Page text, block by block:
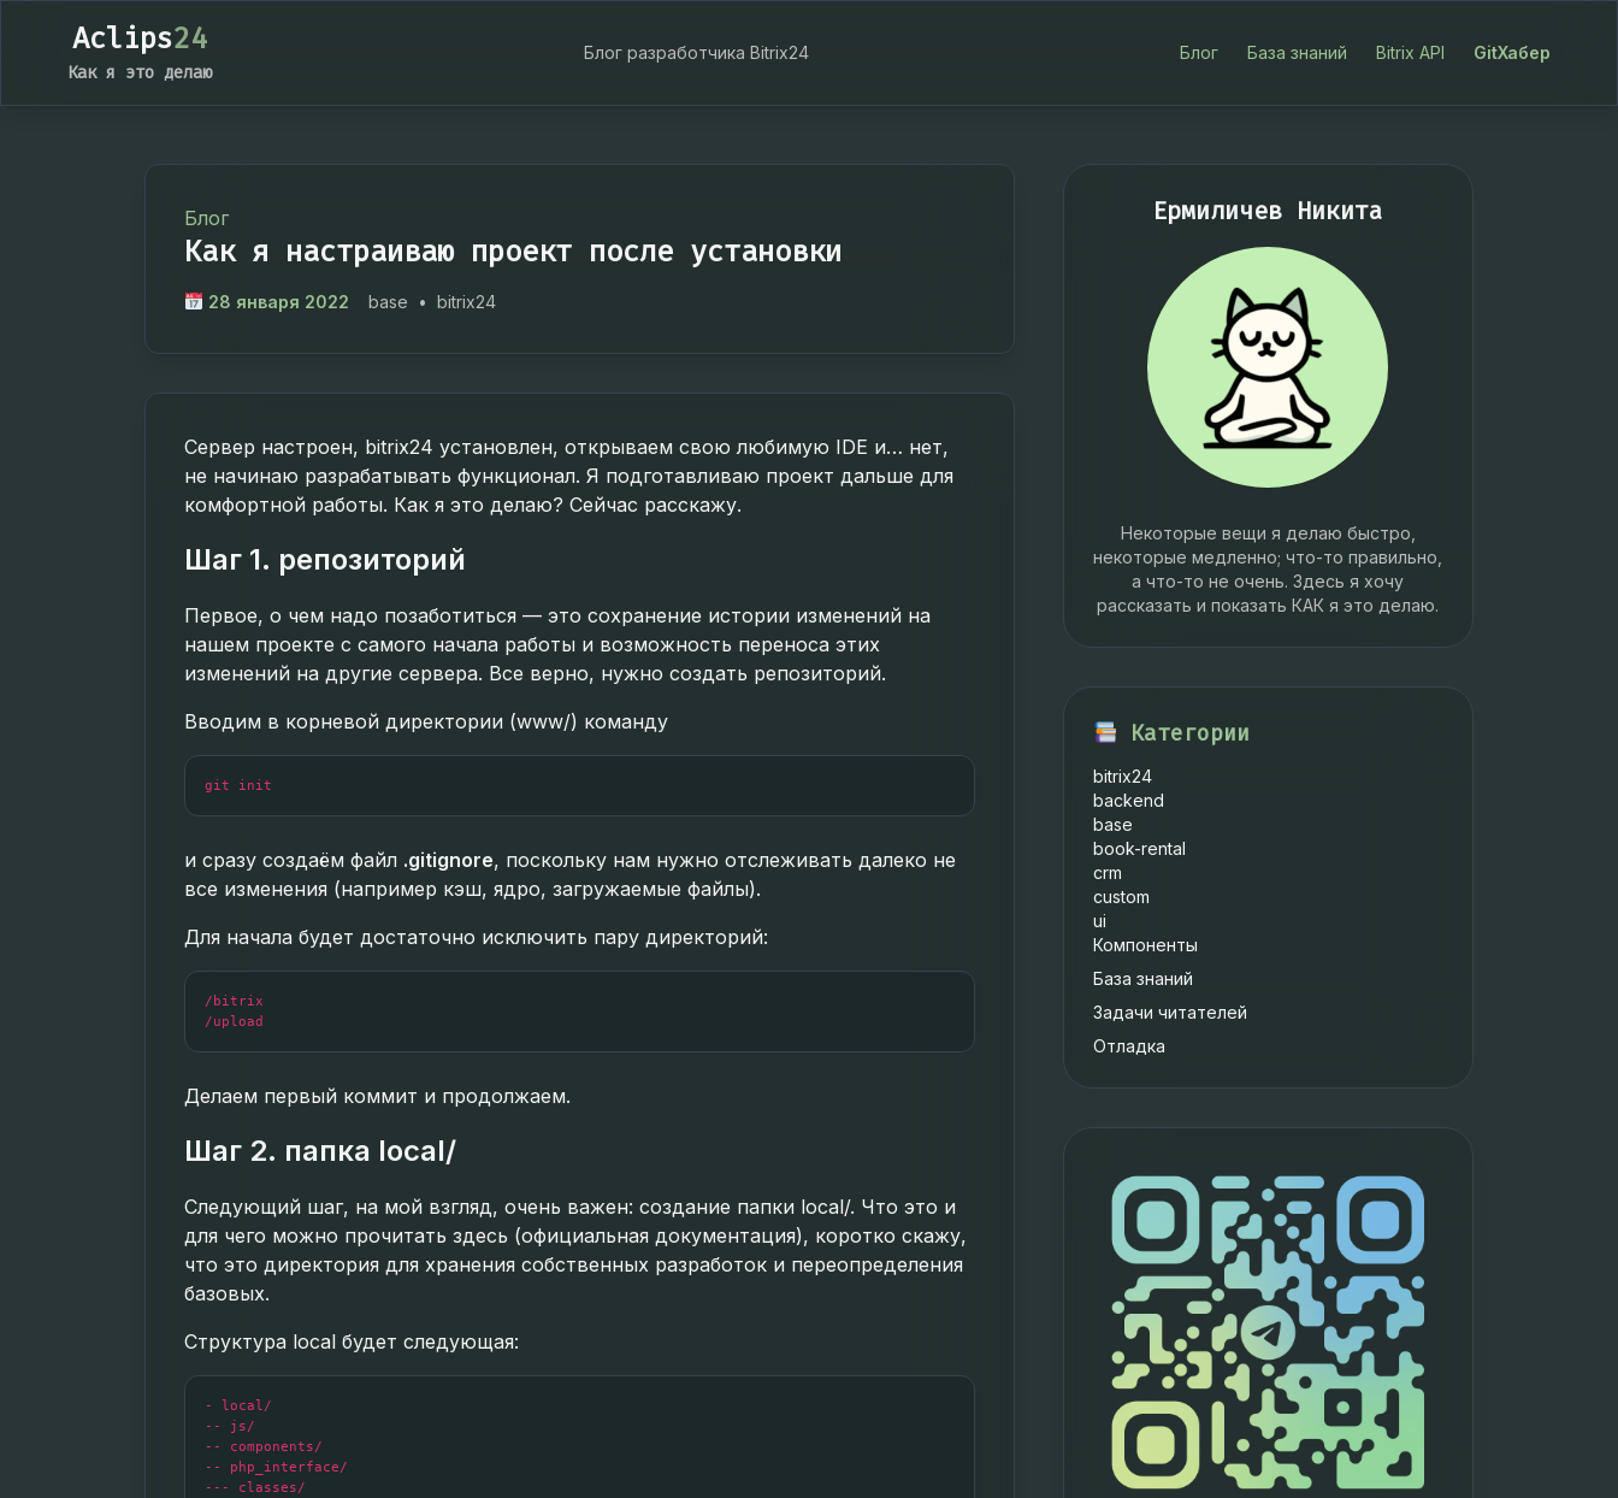
Aclips24
Как я это делаю
Блог разработчика Bitrix24 Блог База знаний Bitrix API GitХабер
Блог
Как я настраиваю проект после установки
28 января 2022 base • bitrix24
Сервер настроен, bitrix24 установлен, открываем свою любимую IDE и… нет,
не начинаю разрабатывать функционал. Я подготавливаю проект дальше для
комфортной работы. Как я это делаю? Сейчас расскажу.
Шаг 1. репозиторий
Первое, о чем надо позаботиться — это сохранение истории изменений на
нашем проекте с самого начала работы и возможность переноса этих
изменений на другие сервера. Все верно, нужно создать репозиторий.
Вводим в корневой директории (www/) команду
git init
и сразу создаём файл .gitignore, поскольку нам нужно отслеживать далеко не
все изменения (например кэш, ядро, загружаемые файлы).
Для начала будет достаточно исключить пару директорий:
/bitrix
/upload
Делаем первый коммит и продолжаем.
Шаг 2. папка local/
Следующий шаг, на мой взгляд, очень важен: создание папки local/. Что это и
для чего можно прочитать здесь (официальная документация), коротко скажу,
что это директория для хранения собственных разработок и переопределения
базовых.
Структура local будет следующая:
- local/
-- js/
-- components/
-- php_interface/
--- classes/
Ермиличев Никита
Некоторые вещи я делаю быстро,
некоторые медленно; что-то правильно,
а что-то не очень. Здесь я хочу
рассказать и показать КАК я это делаю.
Категории
bitrix24
backend
base
book-rental
crm
custom
ui
Компоненты
База знаний
Задачи читателей
Отладка